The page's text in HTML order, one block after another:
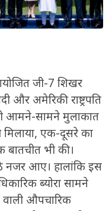
जी-7 शिखर
और अमेरिकी राष्ट्रपति
आमने-सामने मुलाकात
मिलाया, एक-दूसरे का
भी की।
नजर आए। हालांकि इस
ब्योरा सामने
औपचारिक